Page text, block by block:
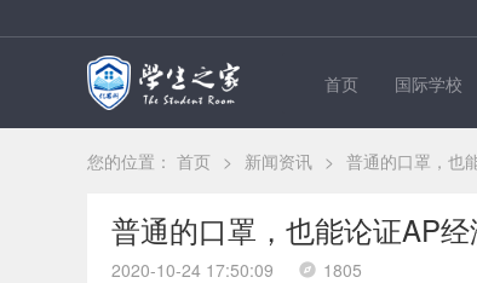
首页 国际学校
您的位置： 首页 > 新闻资讯 > 普通的口罩，也
普通的口罩，也能论证AP经
2020-10-24 17:50:09 1805